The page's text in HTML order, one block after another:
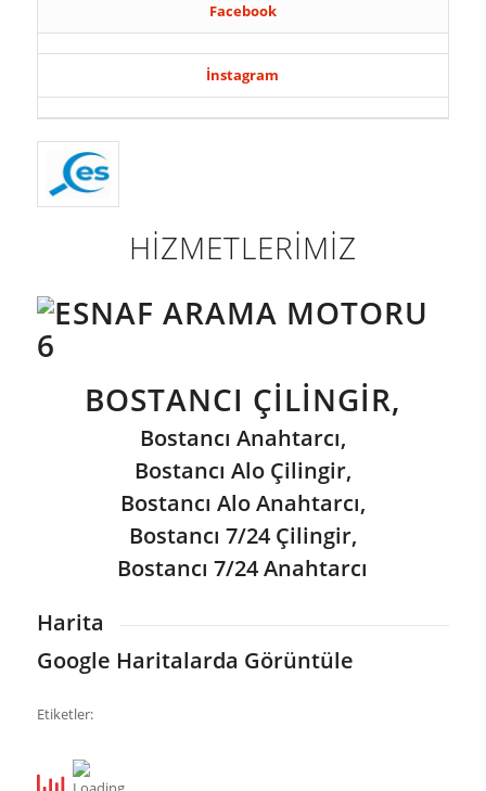
Facebook
İnstagram
HİZMETLERİMİZ
BOSTANCI ÇILINGIR,
Bostancı Anahtarcı,
Bostancı Alo Çilingir,
Bostancı Alo Anahtarcı,
Bostancı 7/24 Çilingir,
Bostancı 7/24 Anahtarcı
Harita
Google Haritalarda Görüntüle
Etiketler: